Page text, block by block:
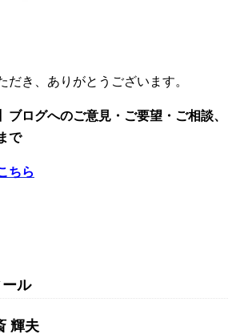
だき、ありがとうございます。
ブログへのご意見・ご要望・ご相談、
で
ちら
ル
輝夫